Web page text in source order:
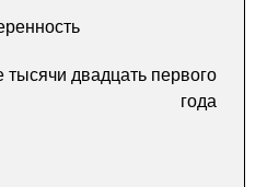
тысячи двадцать первого
года